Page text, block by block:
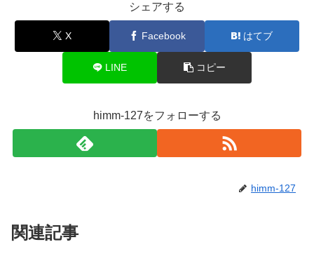
シェアする
X Facebook はてブ
LINE コピー
himm-127をフォローする
himm-127
関連記事